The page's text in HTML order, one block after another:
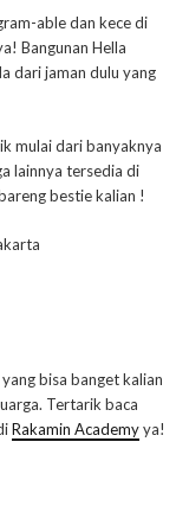
able dan kece di
Bangunan Hella
dari jaman dulu yang
mulai dari banyaknya
lainnya tersedia di
bestie kalian !
bisa banget kalian
Tertarik baca
Rakamin Academyya!